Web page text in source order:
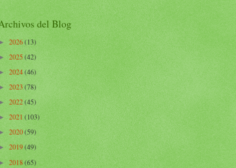
del Blog
2026(13)
2025(42)
2024(46)
2023(78)
2022(45)
2021(103)
2020(59)
2019(49)
2018(65)